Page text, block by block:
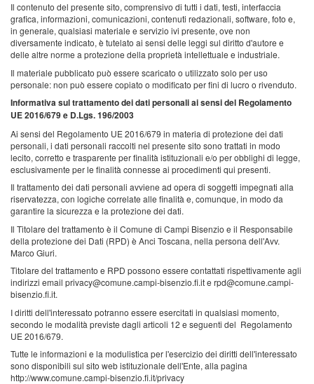
Il contenuto del presente sito, comprensivo di tutti i dati, testi, interfaccia
grafica, informazioni, comunicazioni, contenuti redazionali, software, foto e,
in generale, qualsiasi materiale e servizio ivi presente, ove non
diversamente indicato, è tutelato ai sensi delle leggi sul diritto d'autore e
delle altre norme a protezione della proprietà intellettuale e industriale.
Il materiale pubblicato può essere scaricato o utilizzato solo per uso
personale: non può essere copiato o modificato per fini di lucro o rivenduto.
Informativa sul trattamento dei dati personali ai sensi del Regolamento
UE 2016/679 e D.Lgs. 196/2003
Ai sensi del Regolamento UE 2016/679 in materia di protezione dei dati
personali, i dati personali raccolti nel presente sito sono trattati in modo
lecito, corretto e trasparente per finalità istituzionali e/o per obblighi di legge,
esclusivamente per le finalità connesse ai procedimenti qui presenti.
Il trattamento dei dati personali avviene ad opera di soggetti impegnati alla
riservatezza, con logiche correlate alle finalità e, comunque, in modo da
garantire la sicurezza e la protezione dei dati.
Il Titolare del trattamento è il Comune di Campi Bisenzio e il Responsabile
della protezione dei Dati (RPD) è Anci Toscana, nella persona dell'Avv.
Marco Giuri.
Titolare del trattamento e RPD possono essere contattati rispettivamente agli
indirizzi email privacy@comune.campi-bisenzio.fi.it e rpd@comune.campi-
bisenzio.fi.it.
I diritti dell'interessato potranno essere esercitati in qualsiasi momento,
secondo le modalità previste dagli articoli 12 e seguenti del Regolamento
UE 2016/679.
Tutte le informazioni e la modulistica per l'esercizio dei diritti dell'interessato
sono disponibili sul sito web istituzionale dell'Ente, alla pagina
http://www.comune.campi-bisenzio.fi.it/privacy